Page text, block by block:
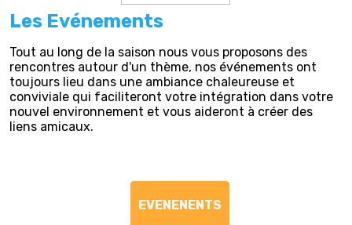
Les Evénements
Tout au long de la saison nous vous proposons des
rencontres autour d'un thème, nos événements ont
toujours lieu dans une ambiance chaleureuse et
conviviale qui faciliteront votre intégration dans votre
nouvel environnement et vous aideront à créer des
liens amicaux.
EVENENENTS